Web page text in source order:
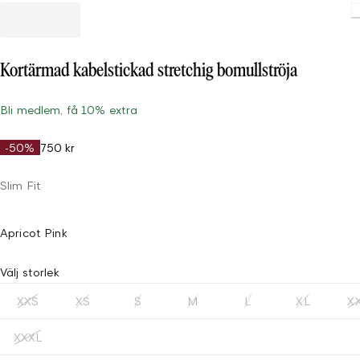
Kortärmad kabelstickad stretchig bomullströja
Bli medlem, få 10% extra
-50% 750 kr
Slim Fit
Apricot Pink
Välj storlek
XXS XS S M L XL
XXXL